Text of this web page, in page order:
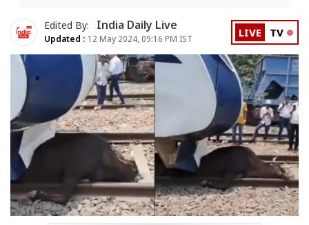
Edited By: India Daily Live
Updated : 12 May 2024, 09:16 PM IST LIVE TV